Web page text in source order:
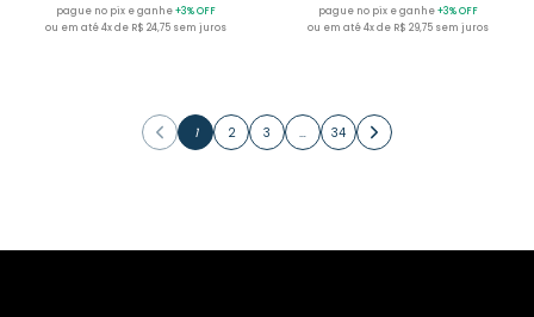
pague no pix e ganhe+3% OFF
ou em até 4x de R$ 24,75 sem juros
pague no pix e ganhe+3% OFF
ou em até 4x de R$ 29,75 sem juros
1 2 3 … 34